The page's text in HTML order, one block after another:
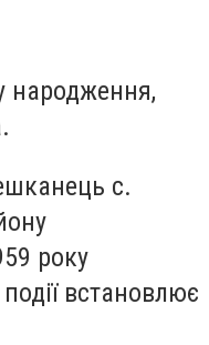
народження,
с.
року
встановлює